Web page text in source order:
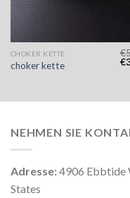
CHOKER KETTE
choker kette
€
€
NEHMEN SIE
Adresse:4906 Ebbtide
States